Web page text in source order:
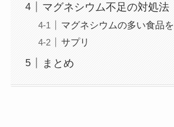
マグネシウム不足の対処法
マグネシウムの多い食品
サプリ
まとめ